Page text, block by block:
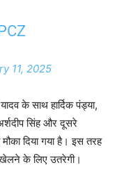
11, 2025
के साथ हार्दिक पंड्या,
सिंह और दूसरे
दिया गया है। इस तरह
के लिए उतरेगी।